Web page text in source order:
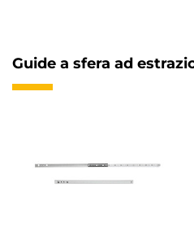
Guide a sfera ad